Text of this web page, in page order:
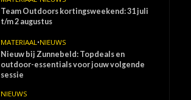
Team Outdoors kortingsweekend: 31 juli
t/m 2 augustus
MATERIAAL •NIEUWS
Nieuw bij Zunnebeld: Topdeals en
outdoor-essentials voor jouw volgende
sessie
NIEUWS